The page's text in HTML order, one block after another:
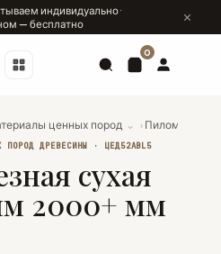
индивидуально ·
— бесплатно
0
ценных пород ⌄ ›
ПОРОД ДРЕВЕСИНЫ · ЦЕД52АВL5
сухая
2000+ мм